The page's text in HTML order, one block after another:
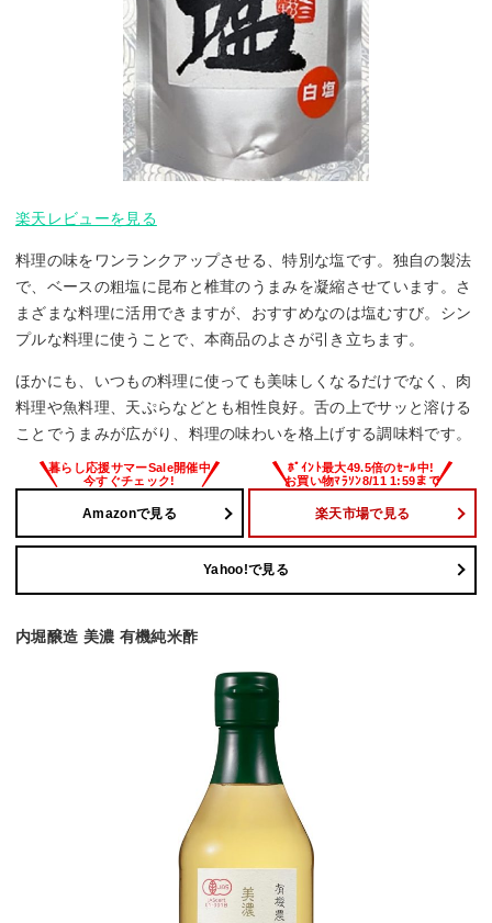
楽天レビューを見る
料理の味をワンランクアップさせる、特別な塩です。独自の製法
で、ベースの粗塩に昆布と椎茸のうまみを凝縮させています。さ
まざまな料理に活用できますが、おすすめなのは塩むすび。シン
プルな料理に使うことで、本商品のよさが引き立ちます。
ほかにも、いつもの料理に使っても美味しくなるだけでなく、肉
料理や魚料理、天ぷらなどとも相性良好。舌の上でサッと溶ける
ことでうまみが広がり、料理の味わいを格上げする調味料です。
Amazonで見る 楽天市場で見る
Yahoo!で見る
内堀醸造 美濃 有機純米酢